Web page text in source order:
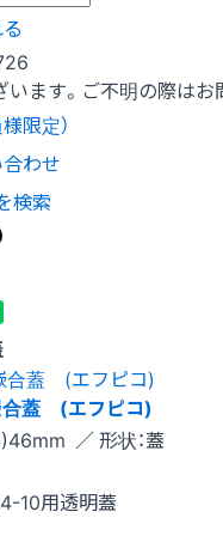
ます。ご不明の際はお
限定）
わせ
検索
蓋 (エフピコ)
／ 形状：蓋
10用透明蓋